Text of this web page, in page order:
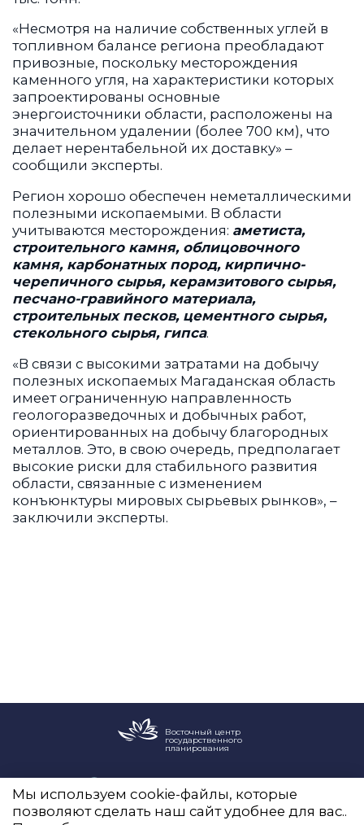
«Несмотря на наличие собственных углей в
топливном балансе региона преобладают
привозные, поскольку месторождения
каменного угля, на характеристики которых
запроектированы основные
энергоисточники области, расположены на
значительном удалении (более 700 км), что
делает нерентабельной их доставку» –
сообщили эксперты.
Регион хорошо обеспечен неметаллическими
полезными ископаемыми. В области
учитываются месторождения: аметиста,
строительного камня, облицовочного
камня, карбонатных пород, кирпично-
черепичного сырья, керамзитового сырья,
песчано-гравийного материала,
строительных песков, цементного сырья,
стекольного сырья, гипса.
«В связи с высокими затратами на добычу
полезных ископаемых Магаданская область
имеет ограниченную направленность
геологоразведочных и добычных работ,
ориентированных на добычу благородных
металлов. Это, в свою очередь, предполагает
высокие риски для стабильного развития
области, связанные с изменением
конъюнктуры мировых сырьевых рынков», –
заключили эксперты.
Восточный центр
государственного
планирования
info@vostokgosplan.ru
+7 (495) 120-20-05
Мы используем cookie-файлы, которые
позволяют сделать наш сайт удобнее для вас..